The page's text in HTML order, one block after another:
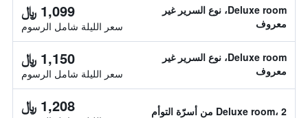
Deluxe room، نوع السرير غير
معروف
1,099 ﷼
سعر الليلة شامل الرسوم
Deluxe room، نوع السرير غير
معروف
1,150 ﷼
سعر الليلة شامل الرسوم
Deluxe room، 2 من أسرّة التوأم 1,208 ﷼